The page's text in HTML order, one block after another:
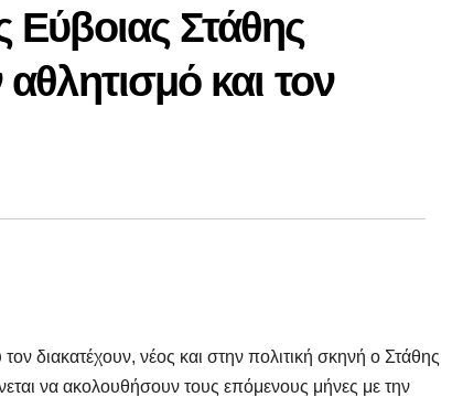
Στάθης
και τον
διακατέχουν, νέος και στην πολιτική σκηνή ο Στάθης
να ακολουθήσουν τους επόμενους μήνες με την